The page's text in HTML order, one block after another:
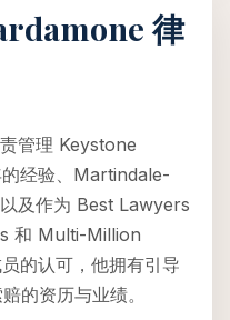
律
管理 Keystone
经验、Martindale-
及作为 Best Lawyers
和 Multi-Million
的认可，他拥有引导
的资历与业绩。